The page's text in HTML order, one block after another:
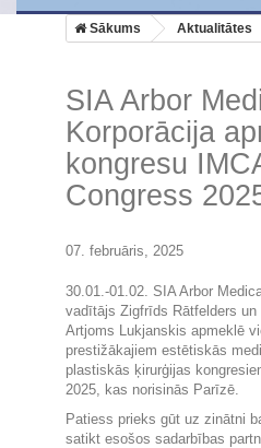
Sākums Aktualitātes
SIA Arbor
Korporācija
kongresu
Congress
07. februāris, 2025
30.01.-01.02. SIA Arbor
vadītājs Zigfrīds Rātfelders
Artjoms Lukjanskis apmeklē
prestižākajiem estētiskās
plastiskās ķirurģijas
2025, kas norisinās Parīzē.
Patiess prieks gūt uz zinātni
satikt esošos sadarbības